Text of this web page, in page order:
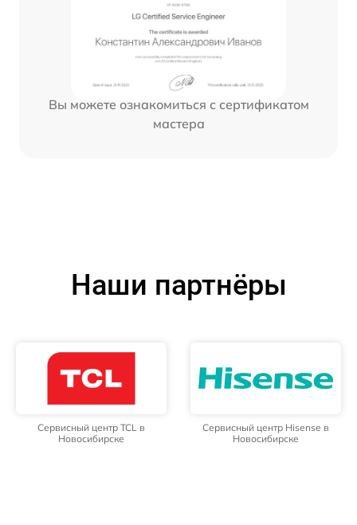
Вы можете ознакомиться с сертификатом
мастера
Наши партнёры
Сервисный центр TCL в
Новосибирске
Сервисный центр Hisense в
Новосибирске